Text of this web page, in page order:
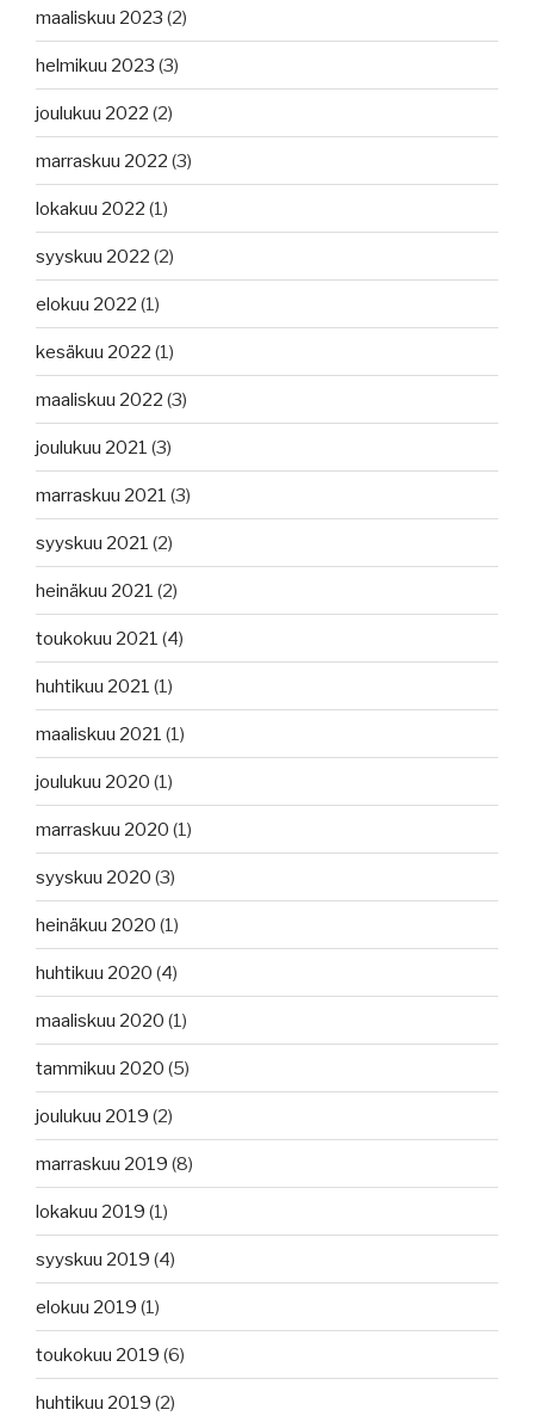
maaliskuu 2023 (2)
helmikuu 2023 (3)
joulukuu 2022 (2)
marraskuu 2022 (3)
lokakuu 2022 (1)
syyskuu 2022 (2)
elokuu 2022 (1)
kesäkuu 2022 (1)
maaliskuu 2022 (3)
joulukuu 2021 (3)
marraskuu 2021 (3)
syyskuu 2021 (2)
heinäkuu 2021 (2)
toukokuu 2021 (4)
huhtikuu 2021 (1)
maaliskuu 2021 (1)
joulukuu 2020 (1)
marraskuu 2020 (1)
syyskuu 2020 (3)
heinäkuu 2020 (1)
huhtikuu 2020 (4)
maaliskuu 2020 (1)
tammikuu 2020 (5)
joulukuu 2019 (2)
marraskuu 2019 (8)
lokakuu 2019 (1)
syyskuu 2019 (4)
elokuu 2019 (1)
toukokuu 2019 (6)
huhtikuu 2019 (2)